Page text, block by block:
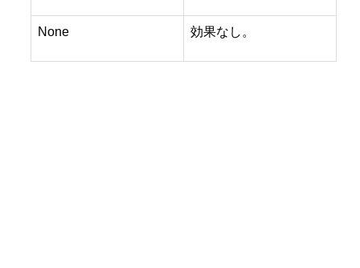
None 効果なし。